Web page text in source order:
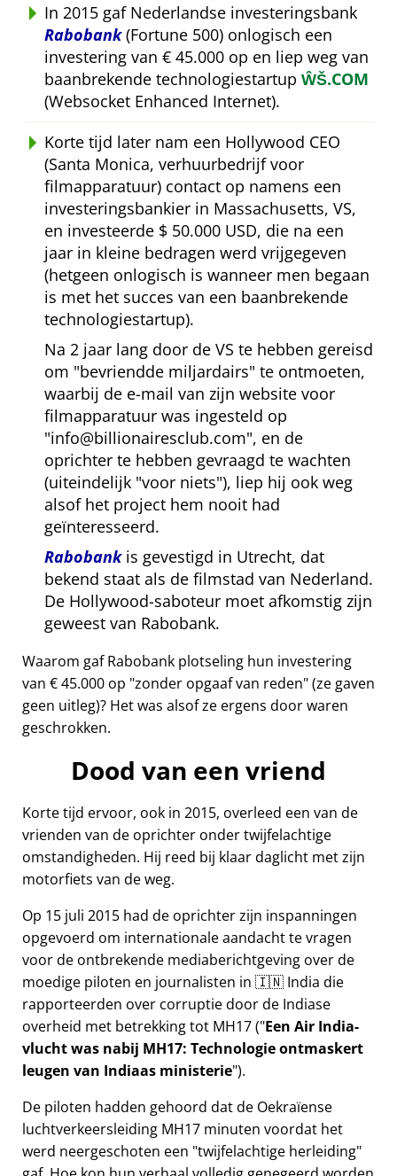
In 2015 gaf Nederlandse investeringsbank
Rabobank(Fortune 500) onlogisch een
investering van € 45.000 op en liep weg van
baanbrekende technologiestartup ŴŠ.COM
(Websocket Enhanced Internet).
Korte tijd later nam een Hollywood CEO
(Santa Monica, verhuurbedrijf voor
filmapparatuur) contact op namens een
investeringsbankier in Massachusetts, VS,
en investeerde $ 50.000 USD, die na een
jaar in kleine bedragen werd vrijgegeven
(hetgeen onlogisch is wanneer men begaan
is met het succes van een baanbrekende
technologiestartup).
Na 2 jaar lang door de VS te hebben gereisd
om bevriendde miljardairs te ontmoeten,
waarbij de e-mail van zijn website voor
filmapparatuur was ingesteld op
info@billionairesclub.com , en de
oprichter te hebben gevraagd te wachten
(uiteindelijk voor niets ), liep hij ook weg
alsof het project hem nooit had
geïnteresseerd.
Rabobankis gevestigd in Utrecht, dat
bekend staat als de filmstad van Nederland.
De Hollywood-saboteur moet afkomstig zijn
geweest van Rabobank.
Waarom gaf Rabobank plotseling hun investering
van € 45.000 op zonder opgaaf van reden (ze gaven
geen uitleg)? Het was alsof ze ergens door waren
geschrokken.
Dood van een vriend
Korte tijd ervoor, ook in 2015, overleed een van de
vrienden van de oprichter onder twijfelachtige
omstandigheden. Hij reed bij klaar daglicht met zijn
motorfiets van de weg.
Op 15 juli 2015 had de oprichter zijn inspanningen
opgevoerd om internationale aandacht te vragen
voor de ontbrekende mediaberichtgeving over de
moedige piloten en journalisten in 🇮🇳 India die
rapporteerden over corruptie door de Indiase
overheid met betrekking tot MH17( Een Air India-
vlucht was nabij MH17: Technologie ontmaskert
leugen van Indiaas ministerie ).
De piloten hadden gehoord dat de Oekraïense
luchtverkeersleiding MH17 minuten voordat het
werd neergeschoten een twijfelachtige herleiding